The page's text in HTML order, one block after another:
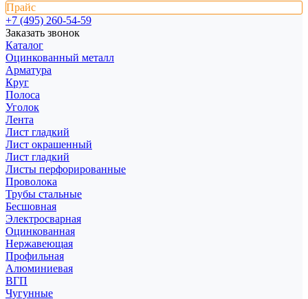
Прайс
+7 (495) 260-54-59
Заказать звонок
Каталог
Оцинкованный металл
Арматура
Круг
Полоса
Уголок
Лента
Лист гладкий
Лист окрашенный
Лист гладкий
Листы перфорированные
Проволока
Трубы стальные
Бесшовная
Электросварная
Оцинкованная
Нержавеющая
Профильная
Алюминиевая
ВГП
Чугунные